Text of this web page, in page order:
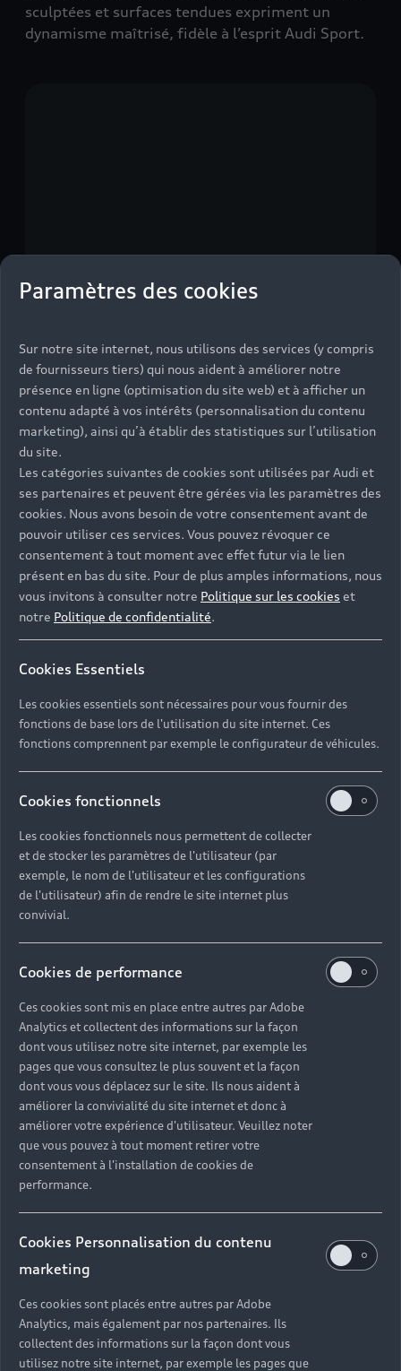
sculptées et surfaces tendues expriment un
dynamisme maîtrisé, fidèle à l’esprit Audi Sport.
Paramètres des cookies
Sur notre site internet, nous utilisons des services (y compris
de fournisseurs tiers) qui nous aident à améliorer notre
présence en ligne (optimisation du site web) et à afficher un
contenu adapté à vos intérêts (personnalisation du contenu
marketing), ainsi qu’à établir des statistiques sur l’utilisation
du site.
Les catégories suivantes de cookies sont utilisées par Audi et
ses partenaires et peuvent être gérées via les paramètres des
cookies. Nous avons besoin de votre consentement avant de
pouvoir utiliser ces services. Vous pouvez révoquer ce
consentement à tout moment avec effet futur via le lien
présent en bas du site. Pour de plus amples informations, nous
vous invitons à consulter notre Politique sur les cookies et
notre Politique de confidentialité.
Cookies Essentiels
Les cookies essentiels sont nécessaires pour vous fournir des
fonctions de base lors de l'utilisation du site internet. Ces
fonctions comprennent par exemple le configurateur de véhicules.
Cookies fonctionnels
Les cookies fonctionnels nous permettent de collecter
et de stocker les paramètres de l'utilisateur (par
exemple, le nom de l'utilisateur et les configurations
de l'utilisateur) afin de rendre le site internet plus
convivial.
Cookies de performance
Ces cookies sont mis en place entre autres par Adobe
Analytics et collectent des informations sur la façon
dont vous utilisez notre site internet, par exemple les
pages que vous consultez le plus souvent et la façon
dont vous vous déplacez sur le site. Ils nous aident à
améliorer la convivialité du site internet et donc à
améliorer votre expérience d'utilisateur. Veuillez noter
que vous pouvez à tout moment retirer votre
consentement à l'installation de cookies de
performance.
Cookies Personnalisation du contenu
marketing
Ces cookies sont placés entre autres par Adobe
Analytics, mais également par nos partenaires. Ils
collectent des informations sur la façon dont vous
utilisez notre site internet, par exemple les pages que